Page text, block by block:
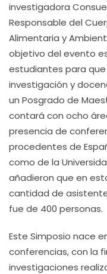
investigadora
Responsable del
Alimentaria y
objetivo del evento
estudiantes para
investigación y
un Posgrado de
contará con ocho
presencia de
procedentes de
como de la
añadieron que en
cantidad de
fue de 400 personas.
Este Simposio nace
conferencias, con la
investigaciones